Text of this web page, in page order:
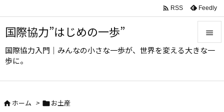
国際協力”はじめの一歩”
国際協力入門｜みんなの小さな一歩が、世界を変える大きな一
歩に。



 RSS Feedly
ホーム > お土産